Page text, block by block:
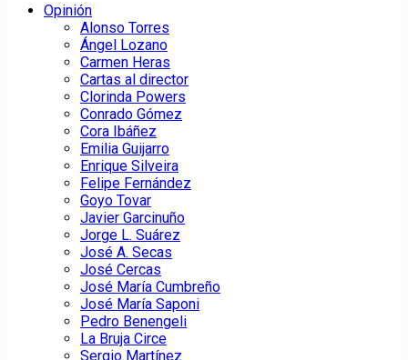
Opinión
Alonso Torres
Ángel Lozano
Carmen Heras
Cartas al director
Clorinda Powers
Conrado Gómez
Cora Ibáñez
Emilia Guijarro
Enrique Silveira
Felipe Fernández
Goyo Tovar
Javier Garcinuño
Jorge L. Suárez
José A. Secas
José Cercas
José María Cumbreño
José María Saponi
Pedro Benengeli
La Bruja Circe
Sergio Martínez